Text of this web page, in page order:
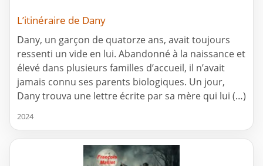
L’itinéraire de Dany
Dany, un garçon de quatorze ans, avait toujours
ressenti un vide en lui. Abandonné à la naissance et
élevé dans plusieurs familles d’accueil, il n’avait
jamais connu ses parents biologiques. Un jour,
Dany trouva une lettre écrite par sa mère qui lui (…)
2024